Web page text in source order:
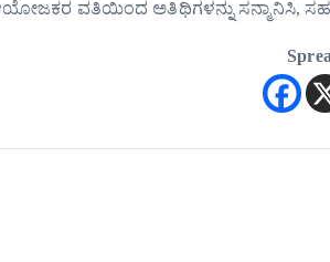
ವತಿಯಿಂದ ಅತಿಥಿಗಳನ್ನು ಸನ್ಮಾನಿಸಿ,